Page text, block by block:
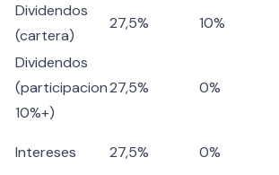
Dividendos
(cartera)
27,5% 10%
Dividendos
(participacion
10%+)
27,5% 0%
Intereses 27,5% 0%